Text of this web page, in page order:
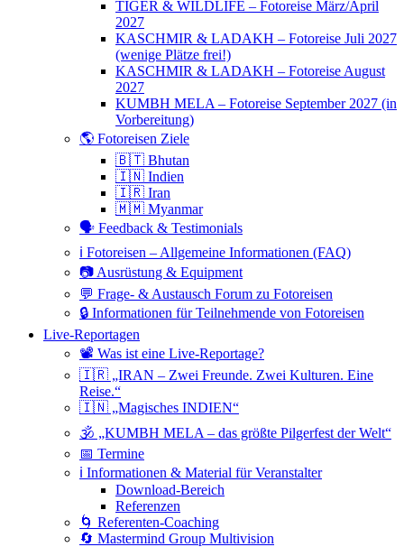
TIGER & WILDLIFE – Fotoreise März/April
2027
KASCHMIR & LADAKH – Fotoreise Juli 2027
(wenige Plätze frei!)
KASCHMIR & LADAKH – Fotoreise August
2027
KUMBH MELA – Fotoreise September 2027 (in
Vorbereitung)
🌎 Fotoreisen Ziele
🇧🇹 Bhutan
🇮🇳 Indien
🇮🇷 Iran
🇲🇲 Myanmar
🗣 Feedback & Testimonials
ℹ️ Fotoreisen – Allgemeine Informationen (FAQ)
📷 Ausrüstung & Equipment
💬 Frage- & Austausch Forum zu Fotoreisen
🔒 Informationen für Teilnehmende von Fotoreisen
Live-Reportagen
📽 Was ist eine Live-Reportage?
🇮🇷 „IRAN – Zwei Freunde. Zwei Kulturen. Eine
Reise.“
🇮🇳 „Magisches INDIEN“
🕉 „KUMBH MELA – das größte Pilgerfest der Welt“
📅 Termine
ℹ️ Informationen & Material für Veranstalter
Download-Bereich
Referenzen
🌀 Referenten-Coaching
🔄 Mastermind Group Multivision